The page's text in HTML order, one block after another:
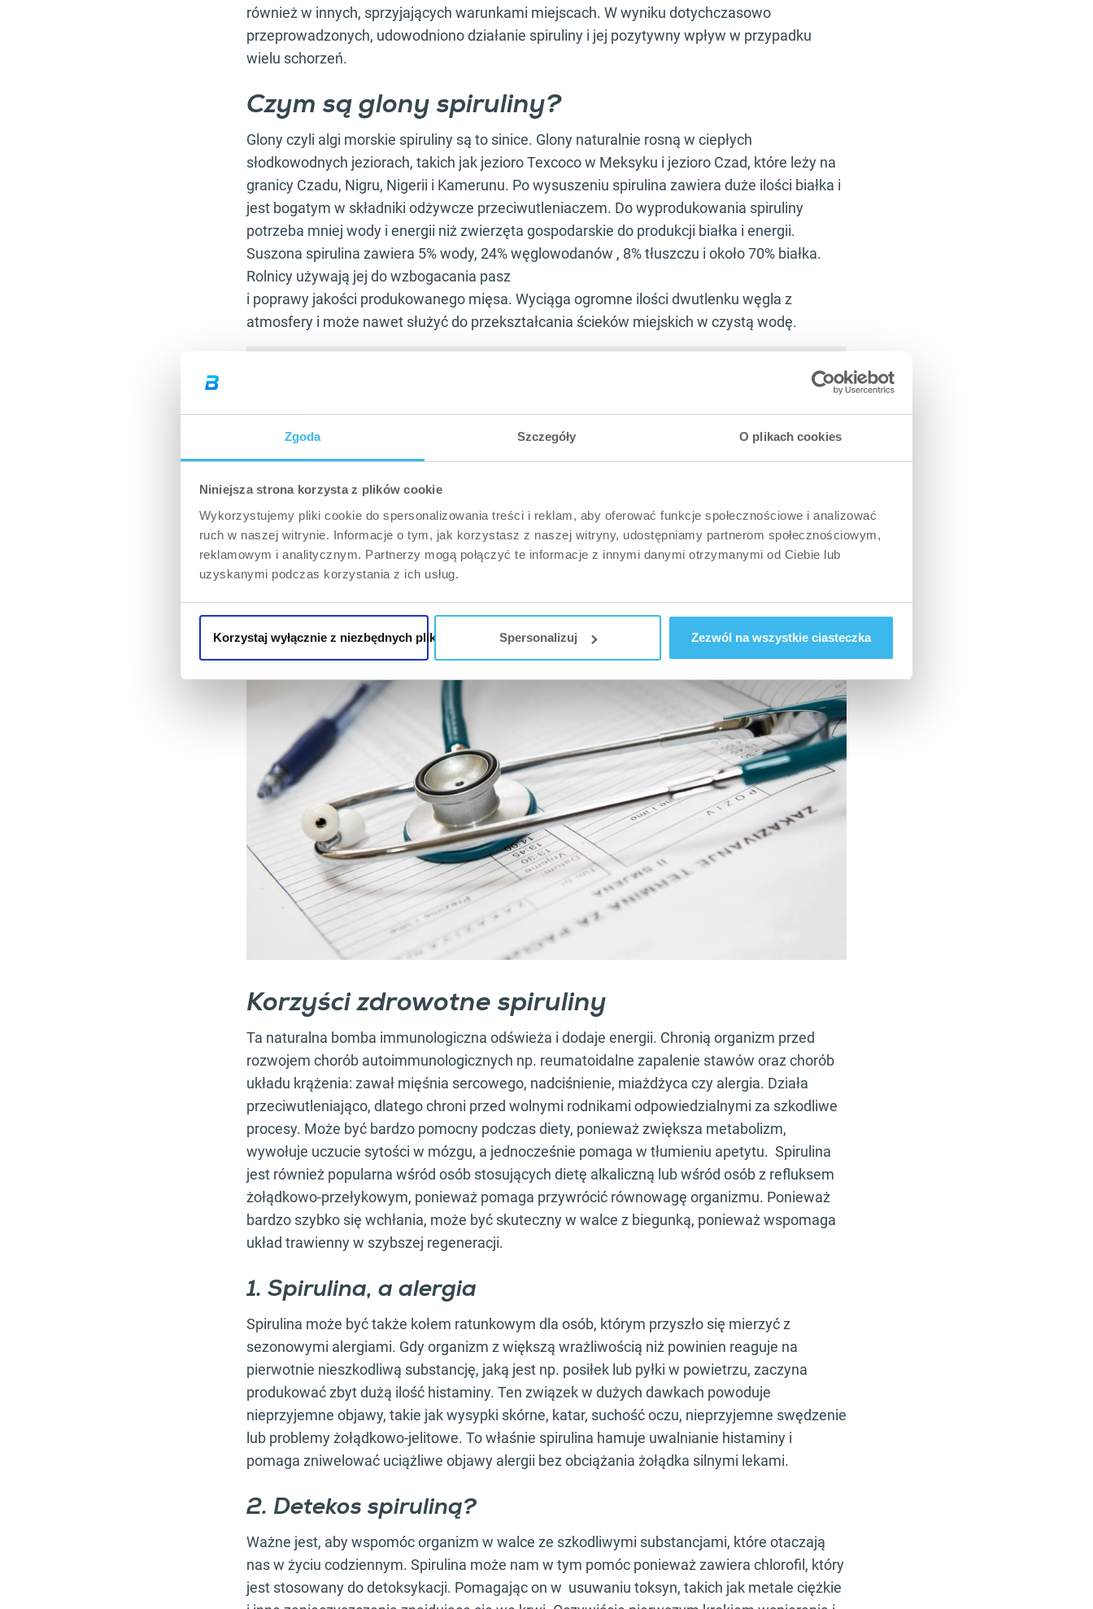
Zgoda Szczegóły O plikach cookies
Niniejsza strona korzysta z plików cookie
Wykorzystujemy pliki cookie do spersonalizowania treści i reklam, aby oferować funkcje społecznościowe i analizować
ruch w naszej witrynie. Informacje o tym, jak korzystasz z naszej witryny, udostępniamy partnerom społecznościowym,
reklamowym i analitycznym. Partnerzy mogą połączyć te informacje z innymi danymi otrzymanymi od Ciebie lub
uzyskanymi podczas korzystania z ich usług.
Korzystaj wyłącznie z niezbędnych plików cookie Spersonalizuj Zezwól na wszystkie ciasteczka
również w innych, sprzyjających warunkami miejscach. W wyniku dotychczasowo
przeprowadzonych, udowodniono działanie spiruliny i jej pozytywny wpływ w przypadku
wielu schorzeń.
Czym są glony spiruliny?
Glony czyli algi morskie spiruliny są to sinice. Glony naturalnie rosną w ciepłych
słodkowodnych jeziorach, takich jak jezioro Texcoco w Meksyku i jezioro Czad, które leży na
granicy Czadu, Nigru, Nigerii i Kamerunu. Po wysuszeniu spirulina zawiera duże ilości białka i
jest bogatym w składniki odżywcze przeciwutleniaczem. Do wyprodukowania spiruliny
potrzeba mniej wody i energii niż zwierzęta gospodarskie do produkcji białka i energii.
Suszona spirulina zawiera 5% wody, 24% węglowodanów , 8% tłuszczu i około 70% białka.
Rolnicy używają jej do wzbogacania pasz
i poprawy jakości produkowanego mięsa. Wyciąga ogromne ilości dwutlenku węgla z
atmosfery i może nawet służyć do przekształcania ścieków miejskich w czystą wodę.
Posiadają wysoką zawartość białka, beta–karotenu, magnezu, a także witamin A, B, K, D, C, E. Algi te
wykorzystywane są w suplementach żywieniowych, do produkcji kosmetyków oraz jako pokarm dla
rybek w akwarium, które spożywają glony.
Spirulina działanie detoksykacyjne i polecane są w szczególności osobom, które długo
stosują leki czy palą papierosy. Mają też duży wpływ na układ immunologiczny człowieka,
również osłonowo na błonę śluzową żołądka.
Korzyści zdrowotne spiruliny
Ta naturalna bomba immunologiczna odświeża i dodaje energii. Chronią organizm przed
rozwojem chorób autoimmunologicznych np. reumatoidalne zapalenie stawów oraz chorób
układu krążenia: zawał mięśnia sercowego, nadciśnienie, miażdżyca czy alergia. Działa
przeciwutleniająco, dlatego chroni przed wolnymi rodnikami odpowiedzialnymi za szkodliwe
procesy. Może być bardzo pomocny podczas diety, ponieważ zwiększa metabolizm,
wywołuje uczucie sytości w mózgu, a jednocześnie pomaga w tłumieniu apetytu. Spirulina
jest również popularna wśród osób stosujących dietę alkaliczną lub wśród osób z refluksem
żołądkowo-przełykowym, ponieważ pomaga przywrócić równowagę organizmu. Ponieważ
bardzo szybko się wchłania, może być skuteczny w walce z biegunką, ponieważ wspomaga
układ trawienny w szybszej regeneracji.
1. Spirulina, a alergia
Spirulina może być także kołem ratunkowym dla osób, którym przyszło się mierzyć z
sezonowymi alergiami. Gdy organizm z większą wrażliwością niż powinien reaguje na
pierwotnie nieszkodliwą substancję, jaką jest np. posiłek lub pyłki w powietrzu, zaczyna
produkować zbyt dużą ilość histaminy. Ten związek w dużych dawkach powoduje
nieprzyjemne objawy, takie jak wysypki skórne, katar, suchość oczu, nieprzyjemne swędzenie
lub problemy żołądkowo-jelitowe. To właśnie spirulina hamuje uwalnianie histaminy i
pomaga zniwelować uciążliwe objawy alergii bez obciążania żołądka silnymi lekami.
2. Detekos spiruliną?
Ważne jest, aby wspomóc organizm w walce ze szkodliwymi substancjami, które otaczają
nas w życiu codziennym. Spirulina może nam w tym pomóc ponieważ zawiera chlorofil, który
jest stosowany do detoksykacji. Pomagając on w usuwaniu toksyn, takich jak metale ciężkie